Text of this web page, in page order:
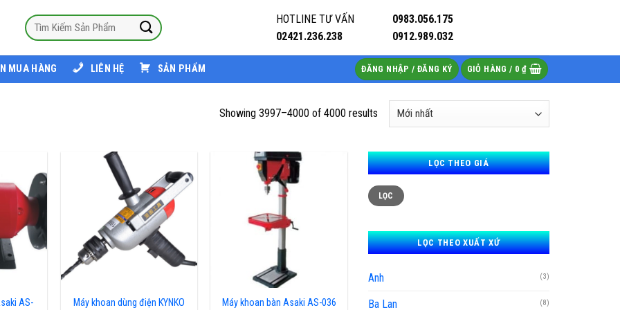
HOTLINE TƯ VẤN
02421.236.238
0983.056.175
0912.989.032
MUA HÀNG LIÊN HỆ SẢN PHẨM ĐĂNG NHẬP / ĐĂNG KÝ GIỎ HÀNG / 0 ₫
Showing 3997–4000 of 4000 results
AS-
Máy khoan dùng điện KYNKO
Máy khoan bàn Asaki AS-036
LỌC THEO GIÁ
Giá
thấp
nhất
Giá
cao
nhất
LỌC
LỌC THEO XUẤT XỨ
Anh (3)
Ba Lan (8)